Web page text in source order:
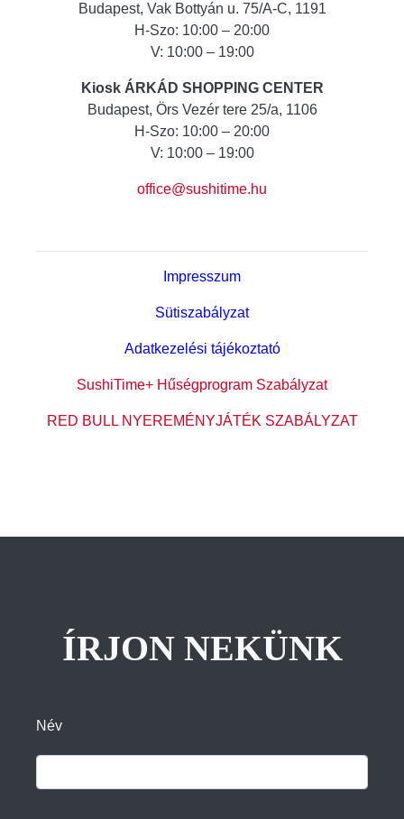
Budapest, Vak Bottyán u. 75/A-C, 1191
H-Szo: 10:00 – 20:00
V: 10:00 – 19:00
Kiosk ÁRKÁD SHOPPING CENTER
Budapest, Örs Vezér tere 25/a, 1106
H-Szo: 10:00 – 20:00
V: 10:00 – 19:00
office@sushitime.hu
Impresszum
Sütiszabályzat
Adatkezelési tájékoztató
SushiTime+ Hűségprogram Szabályzat
RED BULL NYEREMÉNYJÁTÉK SZABÁLYZAT
ÍRJON NEKÜNK
Név